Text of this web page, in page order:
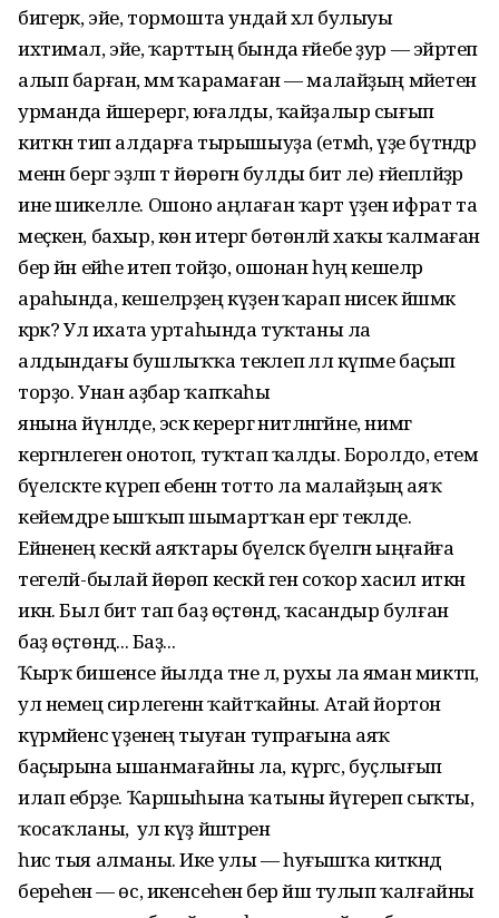
бигерәк, эйе, тормошта ундай хәл булыуы
ихтимал, эйе, ҡарттың бында ғәйебе ҙур — эйәртеп
алып барған, әммә ҡарамаған — малайҙың мәйетен
урманда йәшерергә, юғалды, ҡайҙалыр сығып
киткән тип алдарға тырышыуҙа (етмәһә, үҙе бүтәндәр
менән бергә эҙләп тә йөрөгән булды бит әле) ғәйепләйҙәр
ине шикелле. Ошоно аңлаған ҡарт үҙен ифрат та
меҫкен, бахыр, көн итергә бөтөнләй хаҡы ҡалмаған
бер йән ейәһе итеп тойҙо, ошонан һуң кешеләр
араһында, кешеләрҙең күҙенә ҡарап нисек йәшәмәк
кәрәк? Ул ихата уртаһында туҡтаны ла
алдындағы бушлыҡҡа текәлеп әллә күпме баҫып
торҙо. Унан аҙбар ҡапҡаһы
янына йүнәлде, эскә керергә ниәтләнгәйне, нимәгә
кергәнлеген онотоп, туҡтап ҡалды. Боролдо, етем
бәүелсәкте күреп ебенән тотто ла малайҙың аяҡ
кейемдәре ышҡып шымартҡан ергә текәлде.
Ейәненең кескәй аяҡтары бәүелсәк бәүелгән ыңғайға
тегеләй-былай йөрөп кескәй генә соҡор хасил иткән
икән. Был бит тап баҙ өҫтөндә, ҡасандыр булған
баҙ өҫтөндә... Баҙ...
Ҡырҡ бишенсе йылда тәне лә, рухы ла яман миктәп,
ул немец әсирлегенән ҡайтҡайны. Атай йортон
күрмәйенсә үҙенең тыуған тупрағына аяҡ
баҫырына ышанмағайны ла, күргәс, буҫлығып
илап ебәрҙе. Ҡаршыһына ҡатыны йүгереп сыҡты,
ҡосаҡланы, ә ул күҙ йәштәрен
һис тыя алманы. Ике улы — һуғышҡа киткәндә
береһенә — өс, икенсеһенә бер йәш тулып ҡалғайны